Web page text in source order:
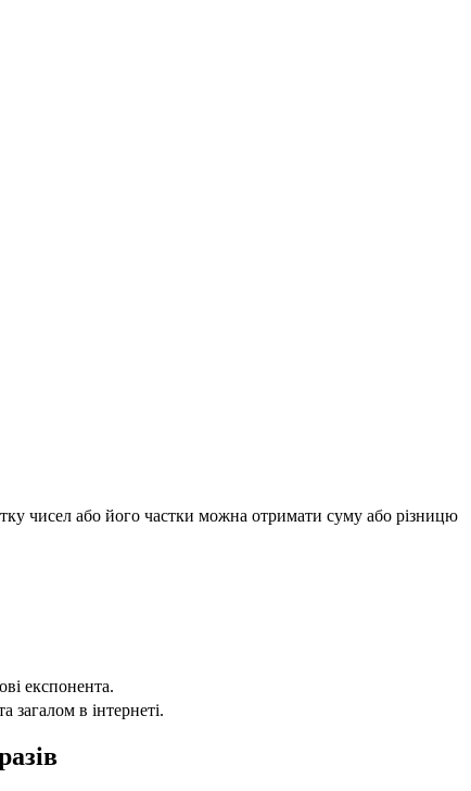
чисел або його частки можна отримати суму або різницю
експонента.
загалом в інтернеті.